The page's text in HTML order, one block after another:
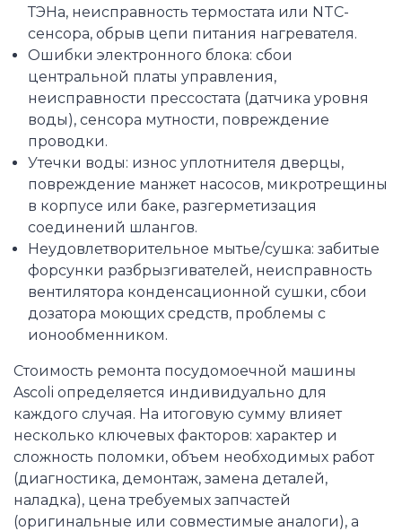
ТЭНа, неисправность термостата или NTC-
сенсора, обрыв цепи питания нагревателя.
Ошибки электронного блока: сбои
центральной платы управления,
неисправности прессостата (датчика уровня
воды), сенсора мутности, повреждение
проводки.
Утечки воды: износ уплотнителя дверцы,
повреждение манжет насосов, микротрещины
в корпусе или баке, разгерметизация
соединений шлангов.
Неудовлетворительное мытье/сушка: забитые
форсунки разбрызгивателей, неисправность
вентилятора конденсационной сушки, сбои
дозатора моющих средств, проблемы с
ионообменником.
Стоимость ремонта посудомоечной машины
Ascoli определяется индивидуально для
каждого случая. На итоговую сумму влияет
несколько ключевых факторов: характер и
сложность поломки, объем необходимых работ
(диагностика, демонтаж, замена деталей,
наладка), цена требуемых запчастей
(оригинальные или совместимые аналоги), а